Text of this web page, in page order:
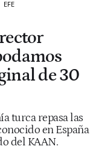
EFE
de 30
turca repasa las
en España
del KAAN.